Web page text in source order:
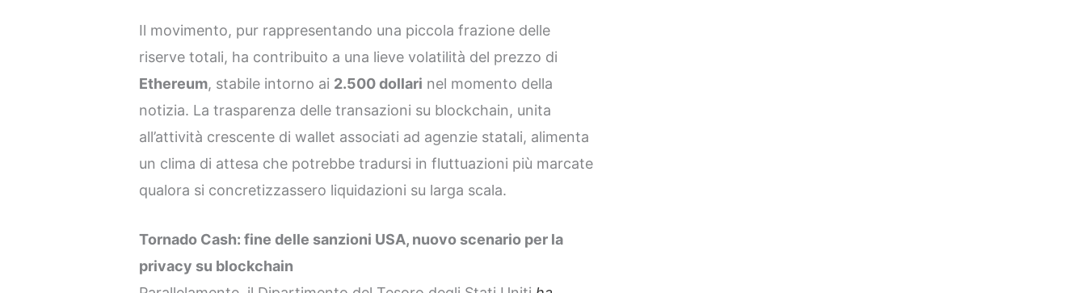
Il movimento, pur rappresentando una piccola frazione delle
riserve totali, ha contribuito a una lieve volatilità del prezzo di
Ethereum, stabile intorno ai 2.500 dollari nel momento della
notizia. La trasparenza delle transazioni su blockchain, unita
all’attività crescente di wallet associati ad agenzie statali, alimenta
un clima di attesa che potrebbe tradursi in fluttuazioni più marcate
qualora si concretizzassero liquidazioni su larga scala.
Tornado Cash: fine delle sanzioni USA, nuovo scenario per la
privacy su blockchain